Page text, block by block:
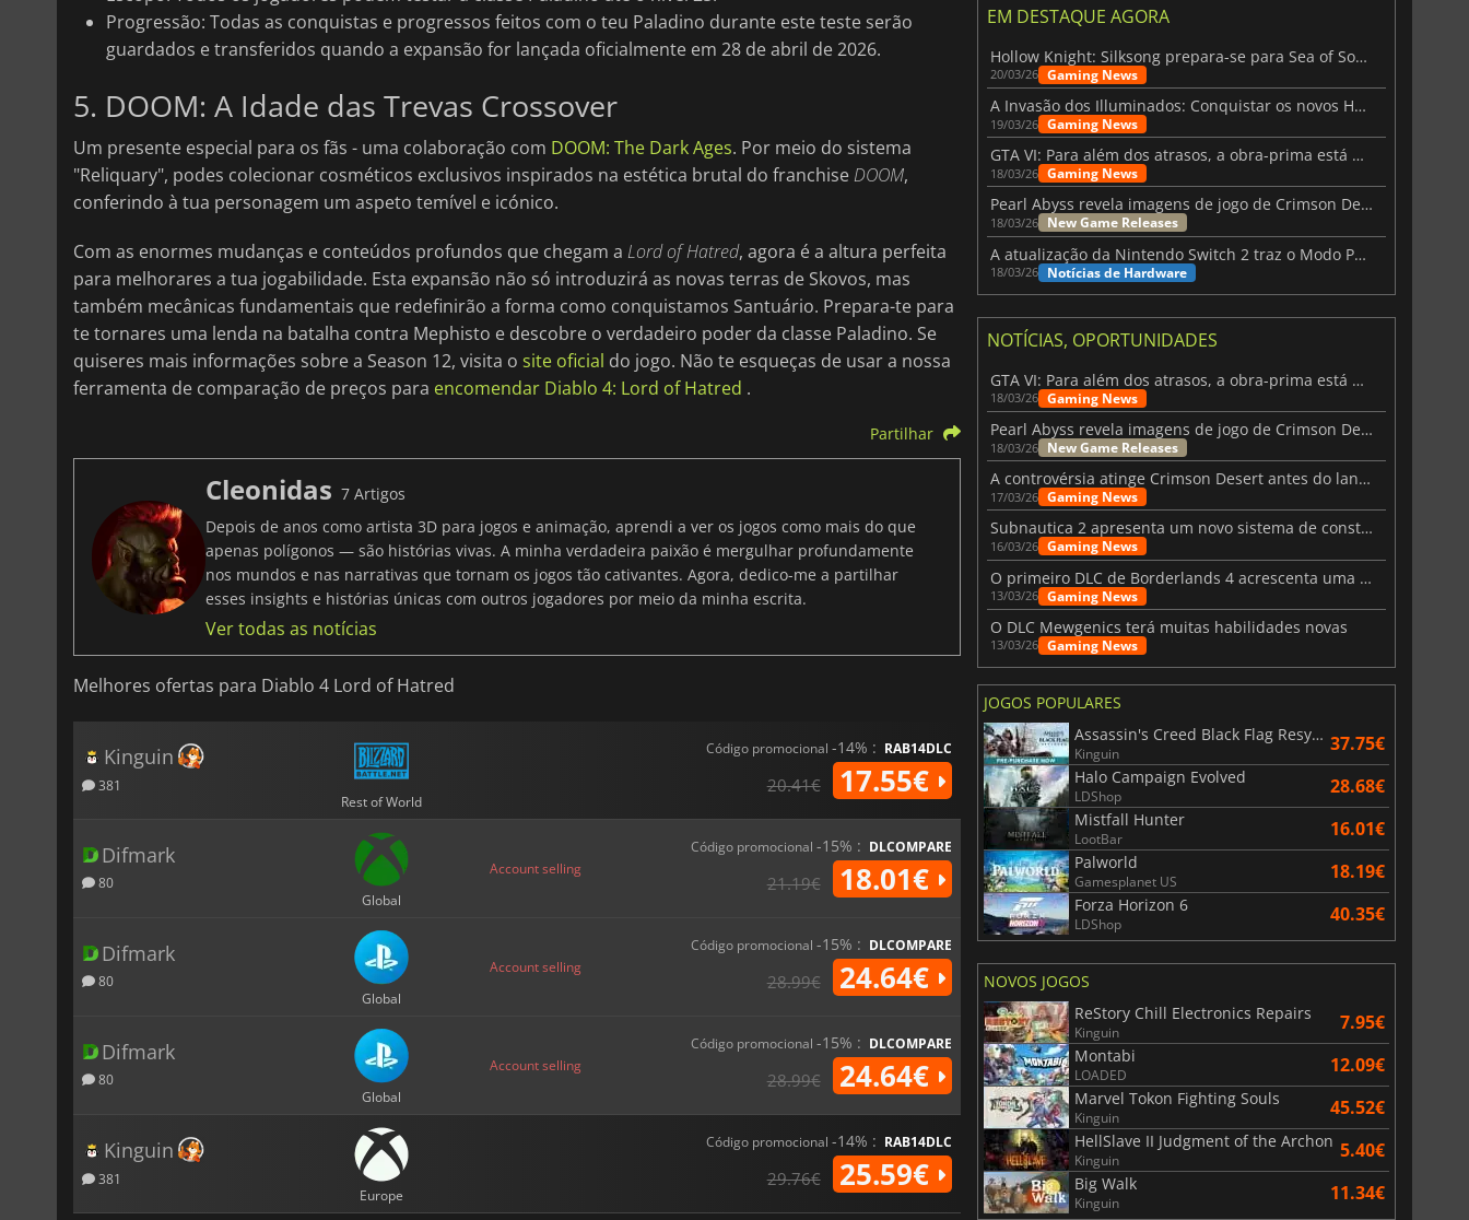
Progressão: Todas as conquistas e progressos feitos com o teu Paladino durante este teste serão
guardados e transferidos quando a expansão for lançada oficialmente em 28 de abril de 2026.
5. DOOM: A Idade das Trevas Crossover
Um presente especial para os fãs - uma colaboração com DOOM: The Dark Ages. Por meio do sistema
"Reliquary", podes colecionar cosméticos exclusivos inspirados na estética brutal do franchiseDOOM,
conferindo à tua personagem um aspeto temível e icónico.
Com as enormes mudanças e conteúdos profundos que chegam a Lord of Hatred, agora é a altura perfeita
para melhorares a tua jogabilidade. Esta expansão não só introduzirá as novas terras de Skovos, mas
também mecânicas fundamentais que redefinirão a forma como conquistamos Santuário. Prepara-te para
te tornares uma lenda na batalha contra Mephisto e descobre o verdadeiro poder da classe Paladino. Se
quiseres mais informações sobre a Season 12, visita o site oficial do jogo. Não te esqueças de usar a nossa
ferramenta de comparação de preços para encomendar Diablo 4: Lord of Hatred .
Partilhar
Cleonidas 7 Artigos
Depois de anos como artista 3D para jogos e animação, aprendi a ver os jogos como mais do que
apenas polígonos — são histórias vivas. A minha verdadeira paixão é mergulhar profundamente
nos mundos e nas narrativas que tornam os jogos tão cativantes. Agora, dedico-me a partilhar
esses insights e histórias únicas com outros jogadores por meio da minha escrita.
Ver todas as notícias
Melhores ofertas para Diablo 4 Lord of Hatred
Kinguin
381
Rest of World
Código promocional -14% : RAB14DLC
20.41€ 17.55€
Difmark
80
Global
Account selling
Código promocional -15% : DLCOMPARE
21.19€ 18.01€
Difmark
80
Global
Account selling
Código promocional -15% : DLCOMPARE
28.99€ 24.64€
Difmark
80
Global
Account selling
Código promocional -15% : DLCOMPARE
28.99€ 24.64€
Kinguin
381
Europe
Código promocional -14% : RAB14DLC
29.76€ 25.59€
EM DESTAQUE AGORA
Hollow Knight: Silksong prepara-se para Sea of Sorrow com um patch
20/03/26 Gaming News
A Invasão dos Illuminados: Conquistar os novos Helldivers 2 Atualização!
19/03/26 Gaming News
GTA VI: Para além dos atrasos, a obra-prima está quase a chegar
18/03/26 Gaming News
Pearl Abyss revela imagens de jogo de Crimson Desert para a PS5
18/03/26 New Game Releases
A atualização da Nintendo Switch 2 traz o Modo Portátil aos jogos mais antigos da Switch
18/03/26 Notícias de Hardware
NOTÍCIAS, OPORTUNIDADES
GTA VI: Para além dos atrasos, a obra-prima está quase a chegar
18/03/26 Gaming News
Pearl Abyss revela imagens de jogo de Crimson Desert para a PS5
18/03/26 New Game Releases
A controvérsia atinge Crimson Desert antes do lançamento
17/03/26 Gaming News
Subnautica 2 apresenta um novo sistema de construção de bases
16/03/26 Gaming News
O primeiro DLC de Borderlands 4 acrescenta uma nova personagem e muito mais
13/03/26 Gaming News
O DLC Mewgenics terá muitas habilidades novas
13/03/26 Gaming News
JOGOS POPULARES
Assassin's Creed Black Flag Resynced
Kinguin 37.75€
Halo Campaign Evolved
LDShop 28.68€
Mistfall Hunter
LootBar 16.01€
Palworld
Gamesplanet US 18.19€
Forza Horizon 6
LDShop 40.35€
NOVOS JOGOS
ReStory Chill Electronics Repairs
Kinguin 7.95€
Montabi
LOADED 12.09€
Marvel Tokon Fighting Souls
Kinguin 45.52€
HellSlave II Judgment of the Archon
Kinguin 5.40€
Big Walk
Kinguin 11.34€